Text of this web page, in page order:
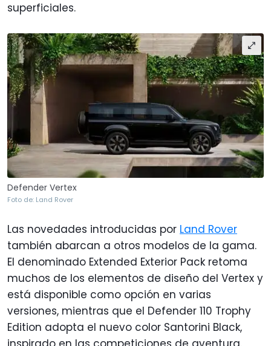
superficiales.
Defender Vertex
Foto de: Land Rover
Las novedades introducidas por Land Rover
también abarcan a otros modelos de la gama.
El denominado Extended Exterior Pack retoma
muchos de los elementos de diseño del Vertex y
está disponible como opción en varias
versiones, mientras que el Defender 110 Trophy
Edition adopta el nuevo color Santorini Black,